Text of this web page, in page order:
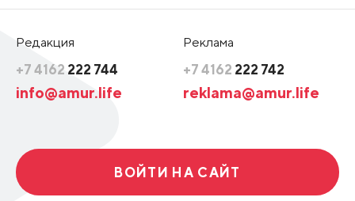
Редакция
+7 4162 222 744
info@amur.life
Реклама
+7 4162 222 742
reklama@amur.life
ВОЙТИ НА САЙТ